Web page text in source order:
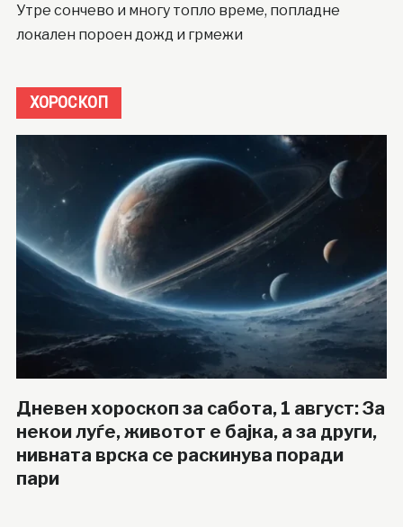
Утре сончево и многу топло време, попладне
локален пороен дожд и грмежи
ХОРОСКОП
Дневен хороскоп за сабота, 1 август: За
некои луѓе, животот е бајка, а за други,
нивната врска се раскинува поради
пари